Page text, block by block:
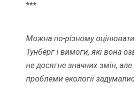
***
Можна по-різному оцінювати
Тунберг і вимоги, які вона
не досягне значних змін,
проблеми екології